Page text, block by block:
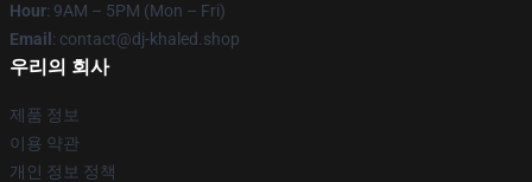
Hour: 9AM – 5PM (Mon – Fri)
Email : contact@dj-khaled.shop
우리의 회사
제품 정보
이용 약관
개인 정보 정책